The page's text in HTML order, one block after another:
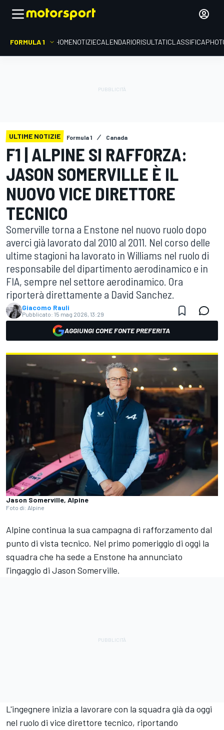
FORMULA 1 HOMENOTIZIECALENDARIORISULTATICLASSIFICA
ULTIME NOTIZIE Formula 1 Canada
F1 | ALPINE SI RAFFORZA:
JASON SOMERVILLE È IL
NUOVO VICE DIRETTORE
TECNICO
Somerville torna a Enstone nel nuovo ruolo dopo
averci già lavorato dal 2010 al 2011. Nel corso delle
ultime stagioni ha lavorato in Williams nel ruolo di
responsabile del dipartimento aerodinamico e in
FIA, sempre nel settore aerodinamico. Ora
riporterà direttamente a David Sanchez.
Giacomo Rauli
Pubblicato: 15 mag 2026, 13:29
AGGIUNGI COME FONTE PREFERITA
Jason Somerville, Alpine
Foto di: Alpine
Alpine continua la sua campagna di rafforzamento dal
punto di vista tecnico. Nel primo pomeriggio di oggi la
squadra che ha sede a Enstone ha annunciato
l'ingaggio di Jason Somerville.
L'ingegnere inizia a lavorare con la squadra già da oggi
nel ruolo di vice direttore tecnico, riportando